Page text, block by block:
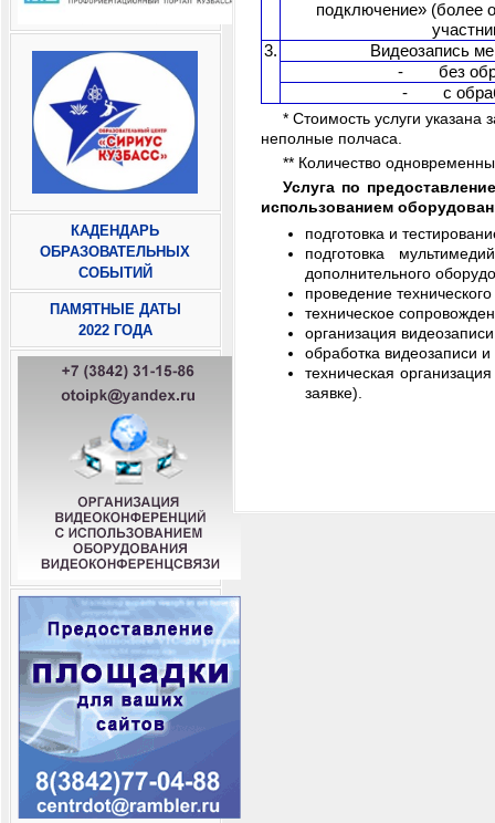
КАДЕНДАРЬ
ОБРАЗОВАТЕЛЬНЫХ
СОБЫТИЙ
ПАМЯТНЫЕ ДАТЫ
2022 ГОДА
подключение» (более
3.
Видеозапись
- без
- с
* Стоимость услуги
неполные полчаса.
** Количество
Услуга по
использованием
подготовка и
подготовка
дополнительного
проведение
техническое
организация
обработка видеозаписи
техническая
заявке).